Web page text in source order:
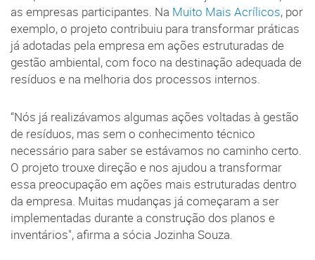
as empresas participantes. Na Muito Mais Acrílicos, por
exemplo, o projeto contribuiu para transformar práticas
já adotadas pela empresa em ações estruturadas de
gestão ambiental, com foco na destinação adequada de
resíduos e na melhoria dos processos internos.
“Nós já realizávamos algumas ações voltadas à gestão
de resíduos, mas sem o conhecimento técnico
necessário para saber se estávamos no caminho certo.
O projeto trouxe direção e nos ajudou a transformar
essa preocupação em ações mais estruturadas dentro
da empresa. Muitas mudanças já começaram a ser
implementadas durante a construção dos planos e
inventários", afirma a sócia Jozinha Souza.